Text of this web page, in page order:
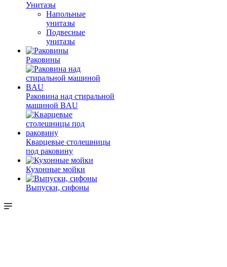
Унитазы
Напольные
унитазы
Подвесные
унитазы
Раковины
Раковина над стиральной
машиной BAU
Кварцевые столешницы
под раковину
Кухонные мойки
Выпуски, сифоны